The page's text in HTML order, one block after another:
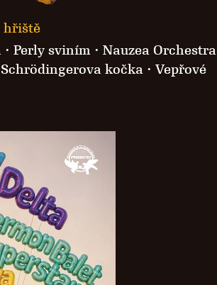
hřiště
· Perly sviním · Nauzea Orchestra
kočka · Vepřové